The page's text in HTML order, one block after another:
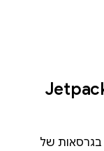
בגרסאות של